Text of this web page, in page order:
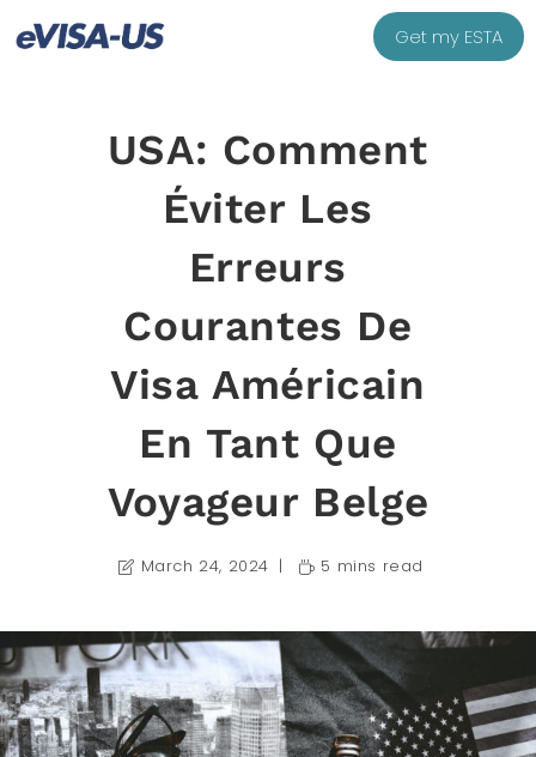
Get my ESTA
USA: Comment
Éviter Les
Erreurs
Courantes De
Visa Américain
En Tant Que
Voyageur Belge
March 24, 2024 5 mins read